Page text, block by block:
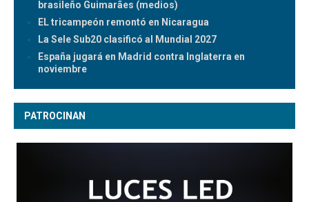
brasileño Guimarães (medios)
EL tricampeón remontó en Nicaragua
La Sele Sub20 clasificó al Mundial 2027
España jugará en Madrid contra Inglaterra en
noviembre
PATROCINAN